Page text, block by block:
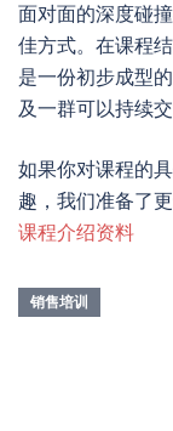
面对面的深度碰
佳方式。在课程
是一份初步成型
及一群可以持续交
如果你对课程的
趣，我们准备了
课程介绍资料
销售培训